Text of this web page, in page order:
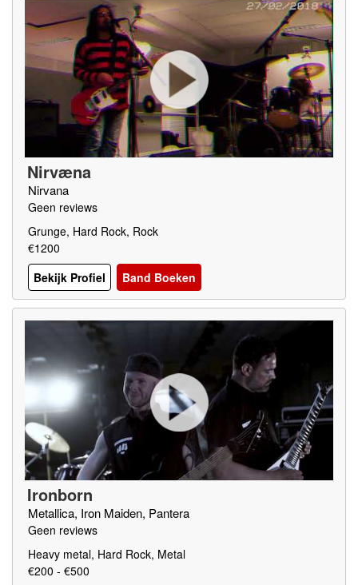
Nirvæna
Nirvana
Geen reviews
Grunge, Hard Rock, Rock
€1200
Bekijk Profiel
Band Boeken
Ironborn
Metallica, Iron Maiden, Pantera
Geen reviews
Heavy metal, Hard Rock, Metal
€200 - €500